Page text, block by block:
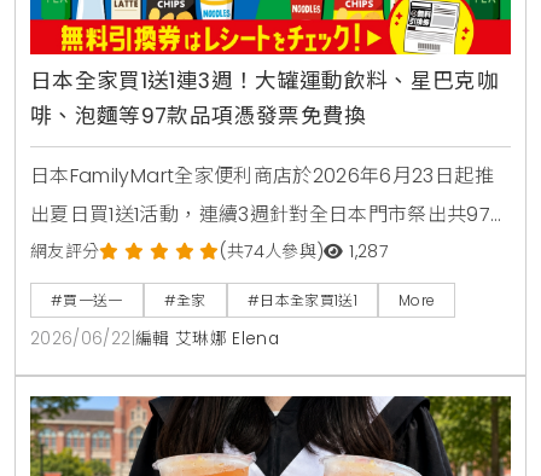
日本全家買1送1連3週！大罐運動飲料、星巴克咖
啡、泡麵等97款品項憑發票免費換
日本FamilyMart全家便利商店於2026年6月23日起推
出夏日買1送1活動，連續3週針對全日本門市祭出共97款
人氣商品，包含星巴克咖啡、大容量運動飲料、日清杯
麵及熱銷巧克力零食，消費者購買指定商品即可於隔週
憑發票免費兌換，是近期台灣讀者前往日本旅遊、自由
行時不可錯過的超商省錢必看攻略。
網友評分 (共74人參與) 1,287
#買一送一 #全家 #日本全家買1送1 More
2026/06/22 編輯 艾琳娜 Elena